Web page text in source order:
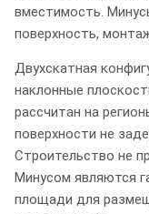
вместимость.
поверхность,
Двухскатная
наклонные
рассчитан на
поверхности не
Строительство не
Минусом являются
площади для